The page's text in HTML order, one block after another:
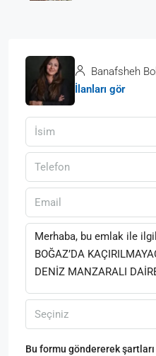
Banafsheh
İlanları gör
Seçiniz
Bu formu göndererek